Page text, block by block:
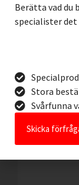
Lägg I
Berätta vad du
specialister
Stora
Svårfunna
Skicka